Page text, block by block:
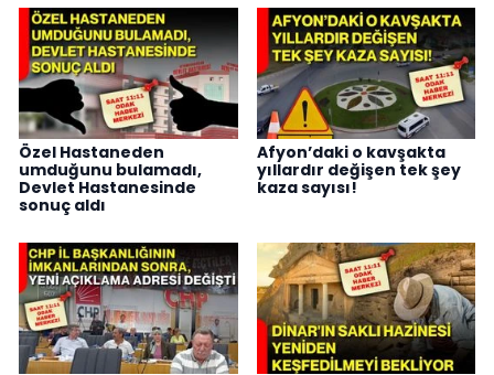
Özel Hastaneden
umduğunu bulamadı,
Devlet Hastanesinde
sonuç aldı
Afyon’daki o kavşakta
yıllardır değişen tek şey
kaza sayısı!